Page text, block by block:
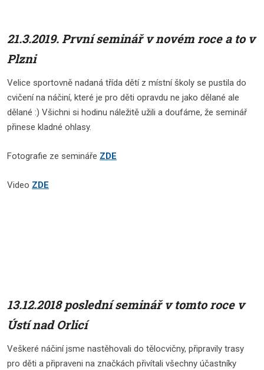
21.3.2019. První seminář v novém roce a to v
Plzni
Velice sportovně nadaná třída dětí z místní školy se pustila do
cvičení na náčiní, které je pro děti opravdu ne jako dělané ale
dělané :) Všichni si hodinu náležitě užili a doufáme, že seminář
přinese kladné ohlasy.
Fotografie ze semináře ZDE
Video ZDE
13.12.2018 poslední seminář v tomto roce v
Ústí nad Orlicí
Veškeré náčiní jsme nastěhovali do tělocvičny, připravily trasy
pro děti a připraveni na značkách přivítali všechny účastníky